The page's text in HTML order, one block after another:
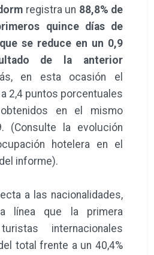
registra un 88,8% de
quince días de
se reduce en un 0,9
de la anterior
en esta ocasión el
2,4 puntos porcentuales
en el mismo
(Consulte la evolución
hotelera en el
informe).
a las nacionalidades,
línea que la primera
internacionales
total frente a un 40,4%